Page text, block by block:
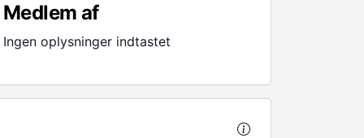
Medlem af
Ingen oplysninger indtastet